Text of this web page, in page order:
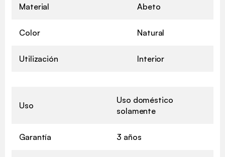
Material Abeto
Color Natural
Utilización Interior
Uso
Uso doméstico
solamente
Garantía 3 años